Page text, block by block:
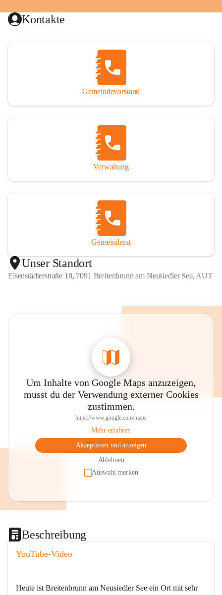
Kontakte
Gemeindevorstand
Verwaltung
Gemeinderat
Unser Standort
Eisenstädterstraße 18, 7091 Breitenbrunn am Neusiedler See, AUT
Um Inhalte von Google Maps anzuzeigen,
musst du der Verwendung externer Cookies
zustimmen.
https://www.google.com/maps
Mehr erfahren
Akzeptieren und anzeigen
Ablehnen
Auswahl merken
Beschreibung
YouTube-Video
Heute ist Breitenbrunn am Neusiedler See ein Ort mit sehr